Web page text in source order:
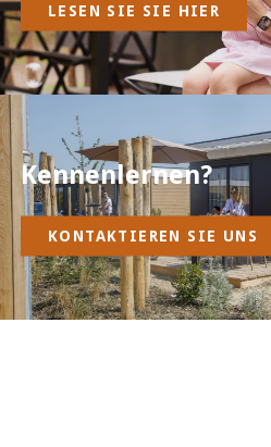
LESEN SIE SIE HIER
Kennenlernen?
KONTAKTIEREN SIE UNS